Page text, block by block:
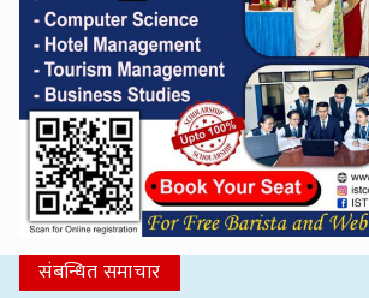
संबन्धित समाचार